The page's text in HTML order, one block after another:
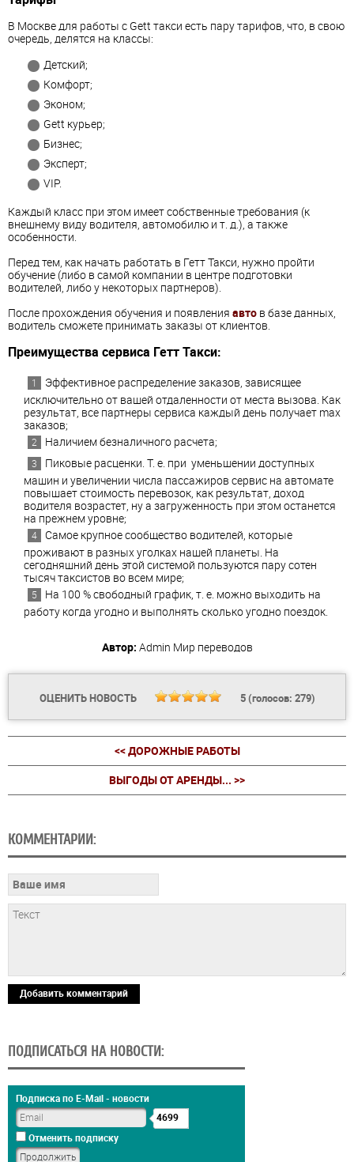
В Москве для работы с Gett такси есть пару тарифов, что, в свою
очередь, делятся на классы:
Детский;
Комфорт;
Эконом;
Gett курьер;
Бизнес;
Эксперт;
VIP.
Каждый класс при этом имеет собственные требования (к
внешнему виду водителя, автомобилю и т. д.), а также
особенности.
Перед тем, как начать работать в Гетт Такси, нужно пройти
обучение (либо в самой компании в центре подготовки
водителей, либо у некоторых партнеров).
После прохождения обучения и появления авто в базе данных,
водитель сможете принимать заказы от клиентов.
Преимущества сервиса Гетт Такси:
Эффективное распределение заказов, зависящее
исключительно от вашей отдаленности от места вызова. Как
результат, все партнеры сервиса каждый день получает max
заказов;
Наличием безналичного расчета;
Пиковые расценки. Т. е. при уменьшении доступных
машин и увеличении числа пассажиров сервис на автомате
повышает стоимость перевозок, как результат, доход
водителя возрастет, ну а загруженность при этом останется
на прежнем уровне;
Самое крупное сообщество водителей, которые
проживают в разных уголках нашей планеты. На
сегодняшний день этой системой пользуются пару сотен
тысяч таксистов во всем мире;
На 100 % свободный график, т. е. можно выходить на
работу когда угодно и выполнять сколько угодно поездок.
Автор: Admin Мир переводов
ОЦЕНИТЬ НОВОСТЬ 5(голосов: 279)
<< ДОРОЖНЫЕ РАБОТЫ
ВЫГОДЫ ОТ АРЕНДЫ... >>
КОММЕНТАРИИ:
Добавить комментарий
ПОДПИСАТЬСЯ НА НОВОСТИ:
Подписка по E-Mail - новости
4699
Отменить подписку